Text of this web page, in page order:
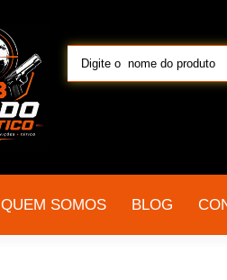
QUEM SOMOS BLOG